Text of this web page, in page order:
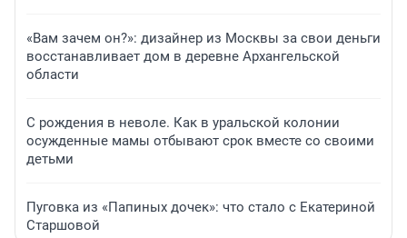
«Вам зачем он?»: дизайнер из Москвы за свои деньги
восстанавливает дом в деревне Архангельской
области
С рождения в неволе. Как в уральской колонии
осужденные мамы отбывают срок вместе со своими
детьми
Пуговка из «Папиных дочек»: что стало с Екатериной
Старшовой